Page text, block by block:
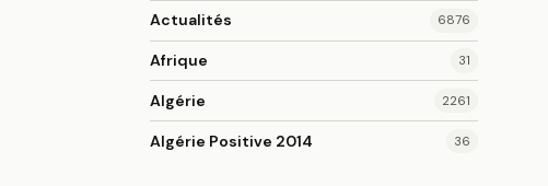
Actualités 6876
Afrique 31
Algérie 2261
Algérie Positive 2014 36